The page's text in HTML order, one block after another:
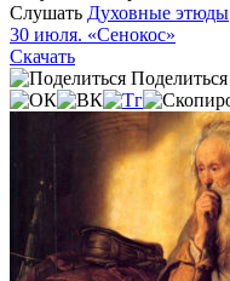
Слушать Духовные этюды
30 июля. «Сенокос»
Скачать
Поделиться